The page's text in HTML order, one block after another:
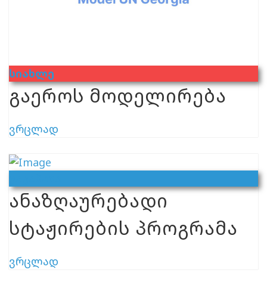
Სიახლე
გაეროს მოდელირება
ვრცლად
ანაზღაურებადი
სტაჟირების პროგრამა
ვრცლად